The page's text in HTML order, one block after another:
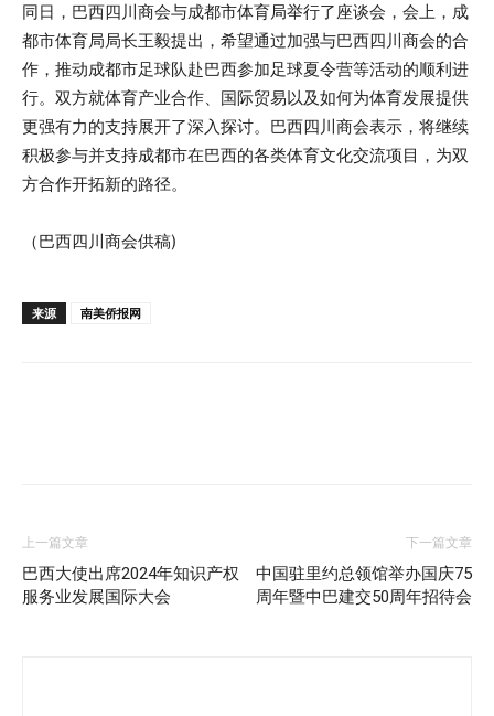
同日，巴西四川商会与成都市体育局举行了座谈会，会上，成
都市体育局局长王毅提出，希望通过加强与巴西四川商会的合
作，推动成都市足球队赴巴西参加足球夏令营等活动的顺利进
行。双方就体育产业合作、国际贸易以及如何为体育发展提供
更强有力的支持展开了深入探讨。巴西四川商会表示，将继续
积极参与并支持成都市在巴西的各类体育文化交流项目，为双
方合作开拓新的路径。
（巴西四川商会供稿)
来源 南美侨报网
上一篇文章
巴西大使出席2024年知识产权
服务业发展国际大会
下一篇文章
中国驻里约总领馆举办国庆75
周年暨中巴建交50周年招待会